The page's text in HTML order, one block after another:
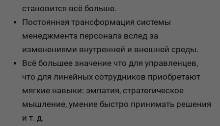
становится всё больше.
Постоянная трансформация системы
менеджмента персонала вслед за
изменениями внутренней и внешней среды.
Всё большее значение что для управленцев,
что для линейных сотрудников приобретают
мягкие навыки: эмпатия, стратегическое
мышление, умение быстро принимать решения
и т. д.